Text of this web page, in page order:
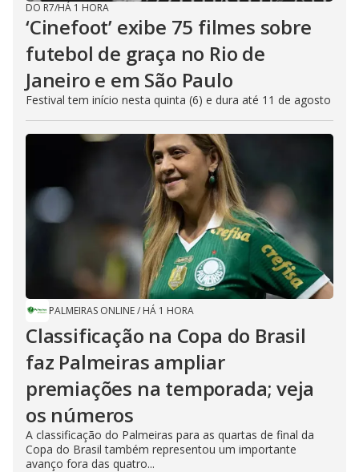
DO R7/HÁ 1 HORA
‘Cinefoot’ exibe 75 filmes sobre
futebol de graça no Rio de
Janeiro e em São Paulo
Festival tem início nesta quinta (6) e dura até 11 de agosto
PALMEIRAS ONLINE/ HÁ 1 HORA
Classificação na Copa do Brasil
faz Palmeiras ampliar
premiações na temporada; veja
os números
A classificação do Palmeiras para as quartas de final da
Copa do Brasil também representou um importante
avanço fora das quatro...